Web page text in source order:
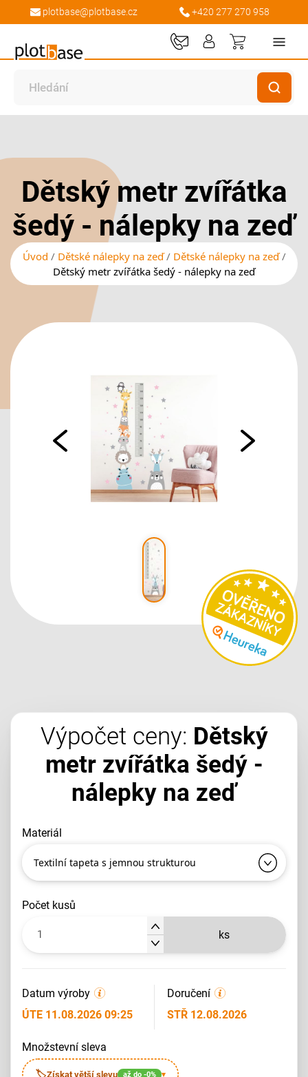
plotbase@plotbase.cz +420 277 270 958
Můj košík
galerie
obrázky
Dětský metr zvířátka
šedý - nálepky na zeď
Úvod Dětské nálepky na zeď
Dětské nálepky na zeď
Dětský metr zvířátka šedý - nálepky na zeď
galerie
obrázky
Výpočet ceny: Dětský
metr zvířátka šedý -
nálepky na zeď
materiál
Textilní tapeta s jemnou strukturou
počet kusů
ks
Datum výroby
ÚTE 11.08.2026 09:25
Doručení
STŘ 12.08.2026
množstevní sleva
🏷Získat větší slevu až do -0% ▾